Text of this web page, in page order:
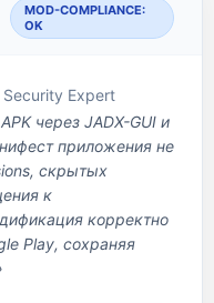
MOD-COMPLIANCE:
OK
Expert
через JADX-GUI и
приложения не
скрытых
к
корректно
Play, сохраняя